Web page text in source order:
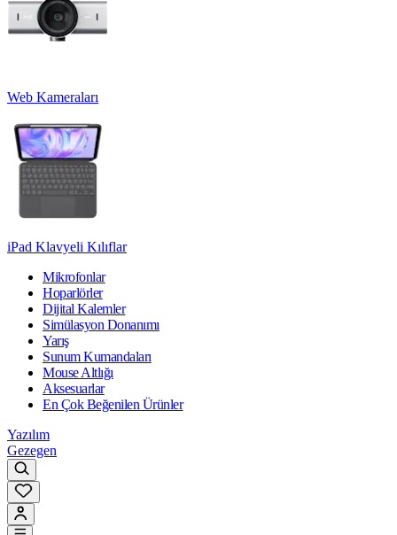
Web Kameraları
iPad Klavyeli Kılıflar
Mikrofonlar
Hoparlörler
Dijital Kalemler
Simülasyon Donanımı
Yarış
Sunum Kumandaları
Mouse Altlığı
Aksesuarlar
En Çok Beğenilen Ürünler
Yazılım
Gezegen